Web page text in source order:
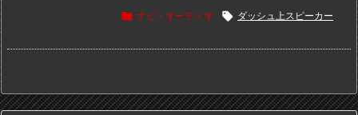
 ナビ・オーディオ  ダッシュ上スピーカー